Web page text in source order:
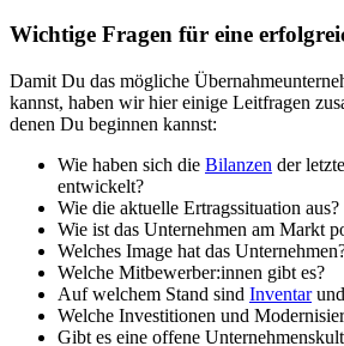
Wichtige Fragen für eine
Damit Du das mögliche
kannst, haben wir hier einige Leitfragen
denen Du beginnen kannst:
Wie haben sich die Bilanzen der
entwickelt?
Wie die aktuelle Ertragssituation aus?
Wie ist das Unternehmen am Markt
Welches Image hat das
Welche Mitbewerber:innen gibt es?
Auf welchem Stand sind Inventarund
Welche Investitionen und
Gibt es eine offene